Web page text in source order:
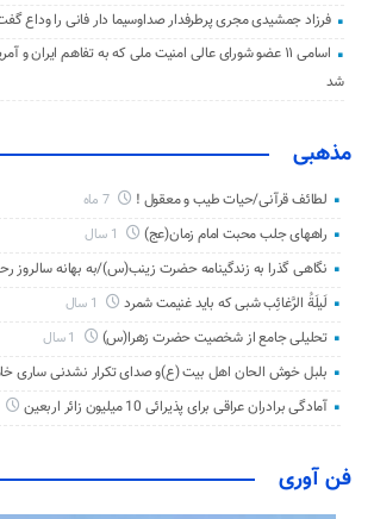
فرزاد جمشیدی مجری پرطرفدار صداوسیما دار فانی را وداع
اسامی ۱۱ عضو شورای عالی امنیت ملی که به تفاهم ایران و
شد
مذهبی
لطائف قرآنی/حیات طیب و معقول ! 7 ماه
راههای جلب محبت امام زمان(عج)
نگاهی گذرا به زندگینامه حضرت زینب(س)/به بهانه سالروز
لَیلَةُ الرَّغائِب شبی که باید غنیمت شمرد
تحلیلی جامع از شخصیت حضرت زهرا(س)
بلبل خوش الحان اهل بیت (ع)و صدای تکرار نشدنی ساری
آمادگی برادران عراقی برای پذیرائی 10 میلیون زائر اربعین
فن آوری